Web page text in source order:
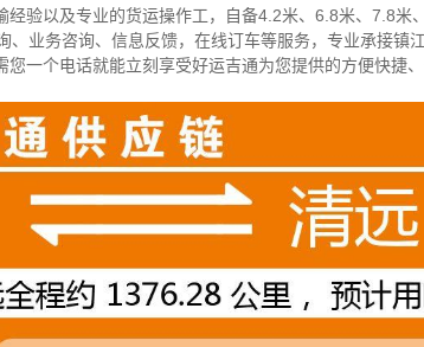
经验以及专业的货运操作工，自备4.2米、6.8米、7.8米
、业务咨询、信息反馈，在线订车等服务， 专业承接镇
您一个电话就能立刻享受好运吉通为您提供的方便快捷